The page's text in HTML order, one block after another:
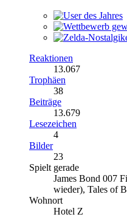
Reaktionen
13.067
Trophäen
38
Beiträge
13.679
Lesezeichen
4
Bilder
23
Spielt gerade
James Bond 007
wieder), Tales of
Wohnort
Hotel Z